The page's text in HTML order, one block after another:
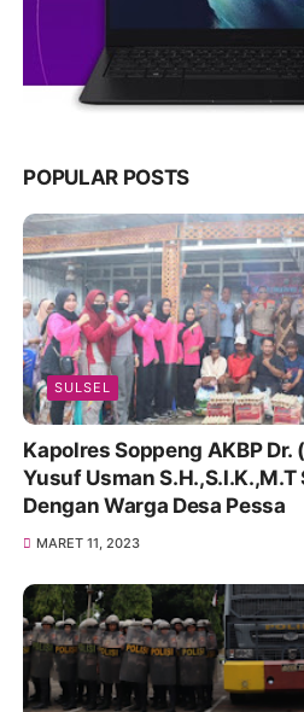
POPULAR POSTS
SULSEL
Kapolres Soppeng AKBP Dr.
Yusuf Usman
Dengan Warga Desa Pessa
MARET 11, 2023